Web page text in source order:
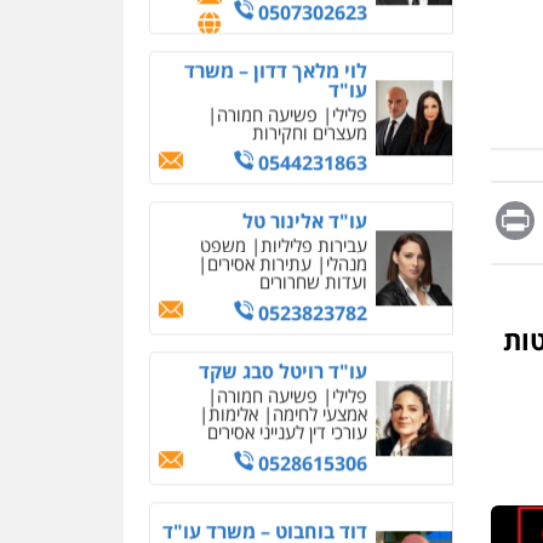
Message
Print
0507302623
לוי מלאך דדון – משרד
עו"ד
פלילי פשיעה חמורה
מעצרים וחקירות
0544231863
עו"ד אלינור טל
עבירות פליליות משפט
מנהלי עתירות אסירים
ועדות שחרורים
0523823782
עו"ד רויטל סבג שקד
פלילי פשיעה חמורה
אמצעי לחימה אלימות
עורכי דין לענייני אסירים
0528615306
דוד בוחבוט – משרד עו"ד
מחיקת כתבות מגוגל
ודחיקת אזכורים שליליים
דין
0522508109
אחסון אתרים
לעורכי דין
מרכז התחלה חדשה
אסירים עבירות מין
0544500346
מאיה בלום, עו"ס,
טיפול ושיקום
טיפול בהתמכרויות